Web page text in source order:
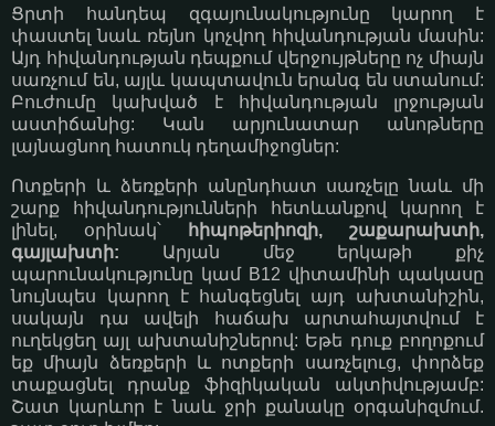
Ցրտի հանդեպ զգայունակությունը կարող է
փաստել նաև ռեյնո կոչվող հիվանդության մասին:
Այդ հիվանդության դեպքում վերջույթները ոչ միայն
սառչում են, այլև կապտավուն երանգ են ստանում:
Բուժումը կախված է հիվանդության լրջության
աստիճանից: Կան արյունատար անոթները
լայնացնող հատուկ դեղամիջոցներ:
Ոտքերի և ձեռքերի անընդհատ սառչելը նաև մի
շարք հիվանդությունների հետևանքով կարող է
լինել, օրինակ՝
հիպոթերիոզի, շաքարախտի,
գայլախտի: Արյան մեջ երկաթի քիչ
պարունակությունը կամ B12 վիտամինի պակասը
նույնպես կարող է հանգեցնել այդ ախտանիշին,
սակայն դա ավելի հաճախ արտահայտվում է
ուղեկցեղ այլ ախտանիշներով: Եթե դուք բողոքում
եք միայն ձեռքերի և ոտքերի սառչելուց, փորձեք
տաքացնել դրանք ֆիզիկական ակտիվությամբ:
Շատ կարևոր է նաև ջրի քանակը օրգանիզմում.